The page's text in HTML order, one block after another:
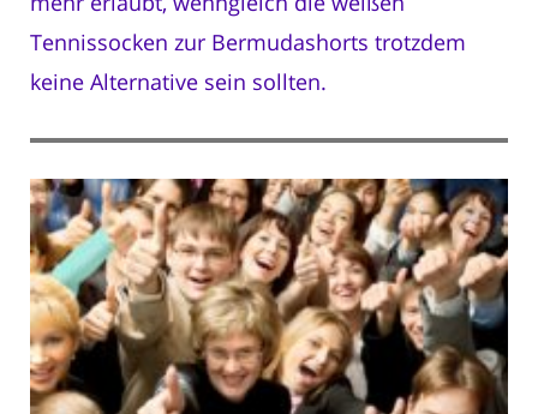
Tennissocken zur Bermudashorts trotzdem
keine Alternative sein sollten.